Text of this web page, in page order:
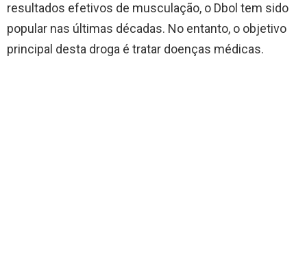
resultados efetivos de musculação, o Dbol tem sido
popular nas últimas décadas. No entanto, o objetivo
principal desta droga é tratar doenças médicas.